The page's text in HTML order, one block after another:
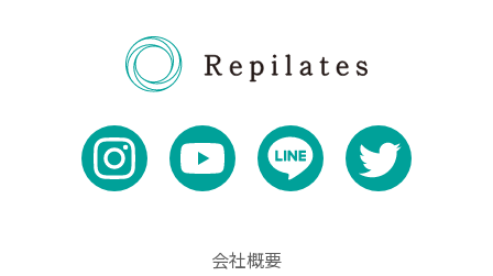
会社概要